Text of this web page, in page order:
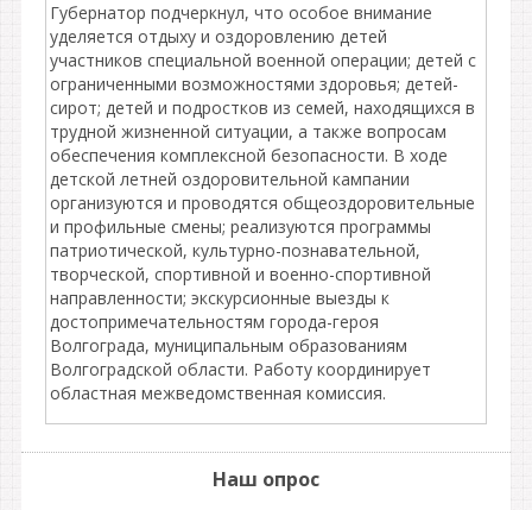
Губернатор подчеркнул, что особое внимание
уделяется отдыху и оздоровлению детей
участников специальной военной операции; детей с
ограниченными возможностями здоровья; детей-
сирот; детей и подростков из семей, находящихся в
трудной жизненной ситуации, а также вопросам
обеспечения комплексной безопасности. В ходе
детской летней оздоровительной кампании
организуются и проводятся общеоздоровительные
и профильные смены; реализуются программы
патриотической, культурно-познавательной,
творческой, спортивной и военно-спортивной
направленности; экскурсионные выезды к
достопримечательностям города-героя
Волгограда, муниципальным образованиям
Волгоградской области. Работу координирует
областная межведомственная комиссия.
Наш опрос